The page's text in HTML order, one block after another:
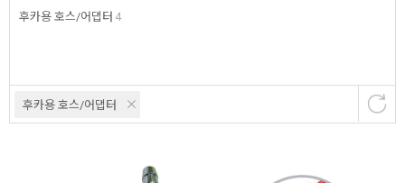
후카용 호스/어댑터 4
후카용 호스/어댑터